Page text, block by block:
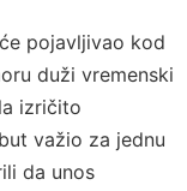
pojavljivao kod
duži vremenski
izričito
važio za jednu
da unos